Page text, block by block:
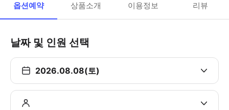
옵션예약 상품소개 이용정보 리뷰
날짜 및 인원 선택
2026.08.08(토)